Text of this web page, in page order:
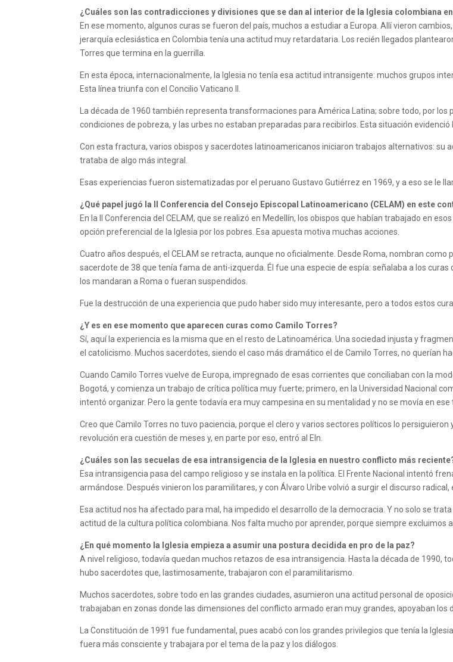
¿Cuáles son las contradicciones y divisiones que se dan al interior de la Iglesia colombiana
En ese momento, algunos curas se fueron del país, muchos a estudiar a Europa. Allí vieron
jerarquía eclesiástica en Colombia tenía una actitud muy retardataria. Los recién llegados
Torres que termina en la guerrilla.
En esta época, internacionalmente, la Iglesia no tenía esa actitud intransigente: muchos grupos
Esta línea triunfa con el Concilio Vaticano II.
La década de 1960 también representa transformaciones para América Latina; sobre todo, por
condiciones de pobreza, y las urbes no estaban preparadas para recibirlos. Esta situación evidenció
Con esta fractura, varios obispos y sacerdotes latinoamericanos iniciaron trabajos alternativos: su
trataba de algo más integral.
Esas experiencias fueron sistematizadas por el peruano Gustavo Gutiérrez en 1969, y a eso se le
¿Qué papel jugó la II Conferencia del Consejo Episcopal Latinoamericano (CELAM) en este
En la II Conferencia del CELAM, que se realizó en Medellín, los obispos que habían trabajado en
opción preferencial de la Iglesia por los pobres. Esa apuesta motiva muchas acciones.
Cuatro años después, el CELAM se retracta, aunque no oficialmente. Desde Roma, nombran
sacerdote de 38 que tenía fama de anti-izquerda. Él fue una especie de espía: señalaba a los
los mandaran a Roma o fueran suspendidos.
Fue la destrucción de una experiencia que pudo haber sido muy interesante, pero a todos estos
¿Y es en ese momento que aparecen curas como Camilo Torres?
Sí, aquí la experiencia es la misma que en el resto de Latinoamérica. Una sociedad injusta y
el catolicismo. Muchos sacerdotes, siendo el caso más dramático el de Camilo Torres, no querían
Cuando Camilo Torres vuelve de Europa, impregnado de esas corrientes que conciliaban con la
Bogotá, y comienza un trabajo de crítica política muy fuerte; primero, en la Universidad Nacional
intentó organizar. Pero la gente todavía era muy campesina en su mentalidad y no se movía en ese
Creo que Camilo Torres no tuvo paciencia, porque el clero y varios sectores políticos lo
revolución era cuestión de meses y, en parte por eso, entró al Eln.
¿Cuáles son las secuelas de esa intransigencia de la Iglesia en nuestro conflicto más
Esa intransigencia pasa del campo religioso y se instala en la política. El Frente Nacional intentó
armándose. Después vinieron los paramilitares, y con Álvaro Uribe volvió a surgir el discurso
Esa actitud nos ha afectado para mal, ha impedido el desarrollo de la democracia. Y no solo se
actitud de la cultura política colombiana. Nos falta mucho por aprender, porque siempre excluimos
¿En qué momento la Iglesia empieza a asumir una postura decidida en pro de la paz?
A nivel religioso, todavía quedan muchos retazos de esa intransigencia. Hasta la década de 1990,
hubo sacerdotes que, lastimosamente, trabajaron con el paramilitarismo.
Muchos sacerdotes, sobre todo en las grandes ciudades, asumieron una actitud personal de
trabajaban en zonas donde las dimensiones del conflicto armado eran muy grandes, apoyaban los
La Constitución de 1991 fue fundamental, pues acabó con los grandes privilegios que tenía la
fuera más consciente y trabajara por el tema de la paz y los diálogos.